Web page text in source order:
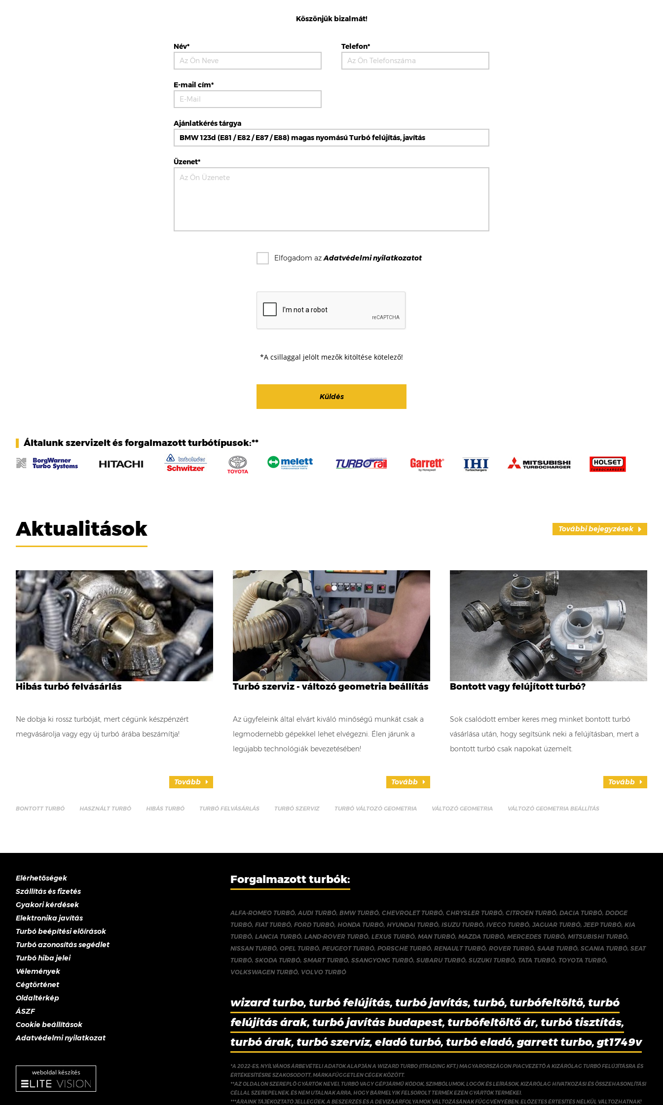
Köszönjük bizalmát!
Név* Telefon*
E-mail cím*
Ajánlatkérés tárgya
Üzenet*
Elfogadom azAdatvédelmi nyilatkozatot
*A csillaggal jelölt mezők kitöltése kötelező!
Általunk szervizelt és forgalmazott turbótípusok:**
Aktualitások További bejegyzések
Hibás turbó felvásárlás
Ne dobja ki rossz turbóját, mert cégünk készpénzért
megvásárolja vagy egy új turbó árába beszámítja!
Tovább
Turbó szerviz - változó geometria beállítás
Az ügyfeleink által elvárt kiváló minőségű munkát csak a
legmodernebb gépekkel lehet elvégezni. Élen járunk a
legújabb technológiák bevezetésében!
Tovább
Bontott vagy felújított turbó?
Sok csalódott ember keres meg minket bontott turbó
vásárlása után, hogy segítsünk neki a felújításban, mert a
bontott turbó csak napokat üzemelt.
Tovább
BONTOTT TURBÓ HASZNÁLT TURBÓ HIBÁS TURBÓ TURBÓ FELVÁSÁRLÁS TURBÓ SZERVIZ TURBÓ VÁLTOZÓ GEOMETRIA VÁLTOZÓ GEOMETRIA VÁLTOZÓ GEOMETRIA BEÁLLÍTÁS
Elérhetőségek
Szállítás és fizetés
Gyakori kérdések
Elektronika javítás
Turbó beépítési előírások
Turbó azonosítás segédlet
Turbó hiba jelei
Vélemények
Cégtörténet
Oldaltérkép
ÁSZF
Cookie beállítások
Adatvédelmi nyilatkozat
weboldal készítés
Forgalmazott turbók:
ALFA-ROMEO TURBÓ,AUDI TURBÓ, BMW TURBÓ, CHEVROLET TURBÓ, CHRYSLER TURBÓ, CITROEN TURBÓ, DACIA TURBÓ, DODGE
TURBÓ, FIAT TURBÓ, FORD TURBÓ, HONDA TURBÓ, HYUNDAI TURBÓ, ISUZU TURBÓ, IVECO TURBÓ, JAGUAR TURBÓ, JEEP TURBÓ, KIA
TURBÓ, LANCIA TURBÓ, LAND-ROVER TURBÓ, LEXUS TURBÓ, MAN TURBÓ, MAZDA TURBÓ, MERCEDES TURBÓ, MITSUBISHI TURBÓ,
NISSAN TURBÓ, OPEL TURBÓ, PEUGEOT TURBÓ, PORSCHE TURBÓ, RENAULT TURBÓ, ROVER TURBÓ, SAAB TURBÓ, SCANIA TURBÓ, SEAT
TURBÓ, SKODA TURBÓ, SMART TURBÓ, SSANGYONG TURBÓ, SUBARU TURBÓ, SUZUKI TURBÓ, TATA TURBÓ, TOYOTA TURBÓ,
VOLKSWAGEN TURBÓ, VOLVO TURBÓ
wizard turbo, turbó felújítás, turbó javítás, turbó, turbófeltöltő, turbó
felújítás árak, turbó javítás budapest, turbófeltöltő ár, turbó tisztítás,
turbó árak, turbó szervíz, eladó turbó, turbó eladó, garrett turbo, gt1749v
*A 2022-ES, NYÍLVÁNOS ÁRBEVÉTELI ADATOK ALAPJÁN A WIZARD TURBO (ITRADING KFT.) MAGYARORSZÁGON PIACVEZETŐ A KIZÁRÓLAG TURBÓ FELÚJÍTÁSRA ÉS
ÉRTÉKESÍTÉSRE SZAKOSODOTT, MÁRKAFÜGGETLEN CÉGEK KÖZÖTT.
**AZ OLDALON SZEREPLŐ GYÁRTÓK NEVEI, TURBÓ VAGY GÉPJÁRMŰ KÓDOK, SZIMBÓLUMOK, LOGÓK ÉS LEÍRÁSOK, KIZÁRÓLAG HIVATKOZÁSI ÉS ÖSSZEHASONLÍTÁSI
CÉLLAL SZEREPELNEK, ÉS NEM UTALNAK ARRA, HOGY BÁRMELYIK FELSOROLT TERMÉK EZEN GYÁRTÓK TERMÉKEI.
***ÁRAINK TÁJÉKOZTATÓ JELLEGŰEK, A BESZERZÉS ÉS A DEVIZAÁRFOLYAMOK VÁLTOZÁSÁNAK FÜGGVÉNYÉBEN, ELŐZETES ÉRTESÍTÉS NÉLKÜL VÁLTOZHATNAK!